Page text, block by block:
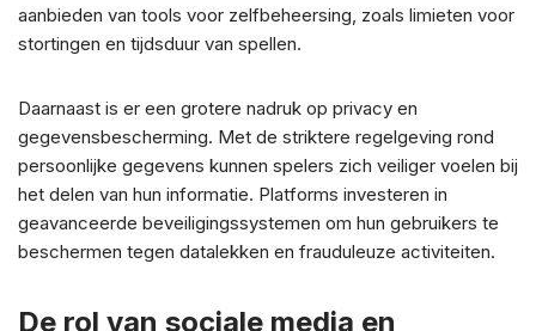
aanbieden van tools voor zelfbeheersing, zoals limieten voor
stortingen en tijdsduur van spellen.
Daarnaast is er een grotere nadruk op privacy en
gegevensbescherming. Met de striktere regelgeving rond
persoonlijke gegevens kunnen spelers zich veiliger voelen bij
het delen van hun informatie. Platforms investeren in
geavanceerde beveiligingssystemen om hun gebruikers te
beschermen tegen datalekken en frauduleuze activiteiten.
De rol van sociale media en